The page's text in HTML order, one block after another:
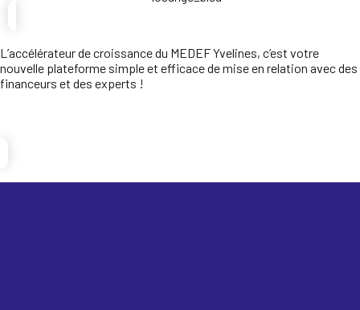
L’accélérateur de croissance du MEDEF Yvelines, c’est votre
nouvelle plateforme simple et efficace de mise en relation avec des
financeurs et des experts !